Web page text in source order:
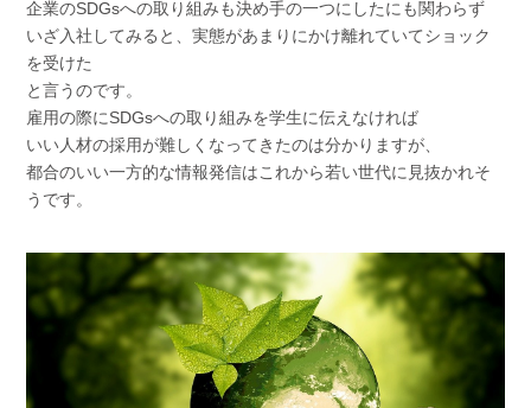
企業のSDGsへの取り組みも決め手の一つにしたにも関わらず
いざ入社してみると、実態があまりにかけ離れていてショック
を受けた
と言うのです。
雇用の際にSDGsへの取り組みを学生に伝えなければ
いい人材の採用が難しくなってきたのは分かりますが、
都合のいい一方的な情報発信はこれから若い世代に見抜かれそ
うです。